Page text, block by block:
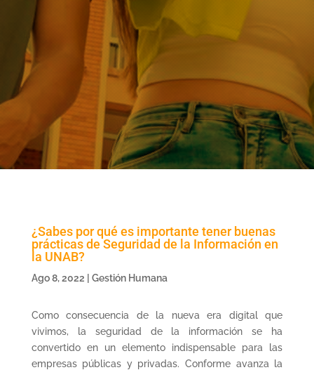
¿Sabes por qué es importante tener buenas
prácticas de Seguridad de la Información en
la UNAB?
Ago 8, 2022 Gestión Humana
Como consecuencia de la nueva era digital que
vivimos, la seguridad de la información se ha
convertido en un elemento indispensable para las
empresas públicas y privadas. Conforme avanza la